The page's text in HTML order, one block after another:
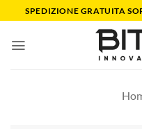
ai
contenuti
SPEDIZIONE GRATUITA